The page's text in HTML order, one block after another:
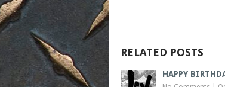
RELATED POSTS
HAPPY